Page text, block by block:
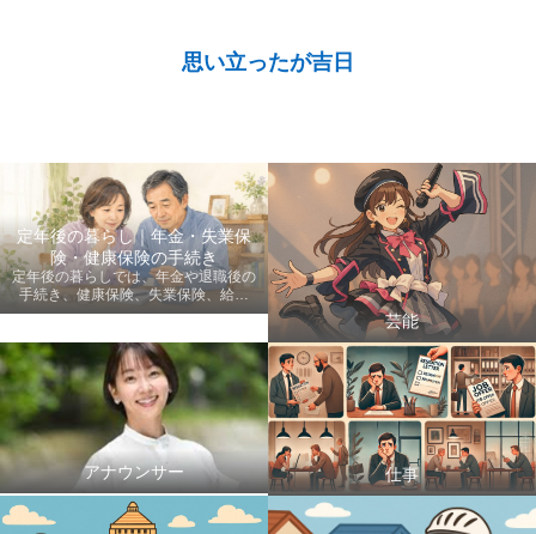
思い立ったが吉日
定年後の暮らし｜年金・失業保
険・健康保険の手続き
定年後の暮らしでは、年金や退職後の
手続き、健康保険、失業保険、給付
金、医療費など、老後に知っておきた
します。
芸能
アナウンサー 仕事